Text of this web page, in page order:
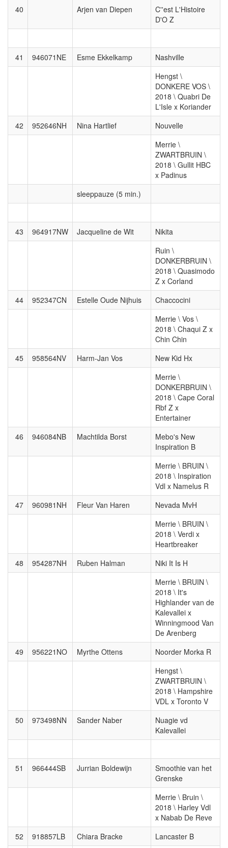
40 Arjen van Diepen
C''est L'Histoire
D'O Z
41 946071NE Esme Ekkelkamp
Nashville
Hengst \
DONKERE VOS \
2018 \ Quabri De
L'Isle x Koriander
42
952646NH Nina Hartlief
Nouvelle
Merrie \
ZWARTBRUIN \
2018 \ Gullit HBC
x Padinus
sleeppauze (5 min.)
43 964917NW Jacqueline de Wit
Nikita
Ruin \
DONKERBRUIN \
2018 \ Quasimodo
Z x Corland
44
952347CN Estelle Oude Nijhuis
Chaccocini
Merrie \ Vos \
2018 \ Chaqui Z x
Chin Chin
45
958564NV Harm-Jan Vos
New Kid Hx
Merrie \
DONKERBRUIN \
2018 \ Cape Coral
Rbf Z x
Entertainer
46
946084NB Machtilda Borst
Mebo's New
Inspiration B
Merrie \ BRUIN \
2018 \ Inspiration
Vdl x Namelus R
47
960981NH Fleur Van Haren
Nevada MvH
Merrie \ BRUIN \
2018 \ Verdi x
Heartbreaker
48
954287NH Ruben Halman
Niki It Is H
Merrie \ BRUIN \
2018 \ It's
Highlander van de
Kalevallei x
Winningmood Van
De Arenberg
49
956221NO Myrthe Ottens
Noorder Morka R
Hengst \
ZWARTBRUIN \
2018 \ Hampshire
VDL x Toronto V
50
973498NN Sander Naber
Nuagie vd
Kalevallei
51 966444SB Jurrian Boldewijn
Smoothie van het
Grenske
Merrie \ Bruin \
2018 \ Harley Vdl
x Nabab De Reve
52
918857LB Chiara Bracke
Lancaster B